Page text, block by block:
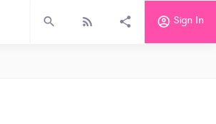
Sign In